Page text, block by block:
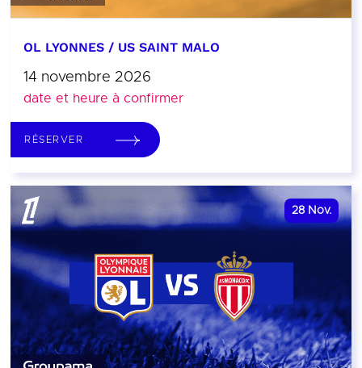
OL LYONNES / US SAINT MALO
14 novembre 2026
date et heure à confirmer
RÉSERVER
28 Nov.